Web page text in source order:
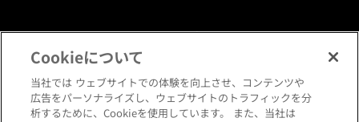
プライバシーポリシー
クッキーポリシー
Cookieについて
当社では ウェブサイトでの体験を向上させ、コンテンツや
広告をパーソナライズし、ウェブサイトのトラフィックを分
析するために、Cookieを使用しています。 また、当社は